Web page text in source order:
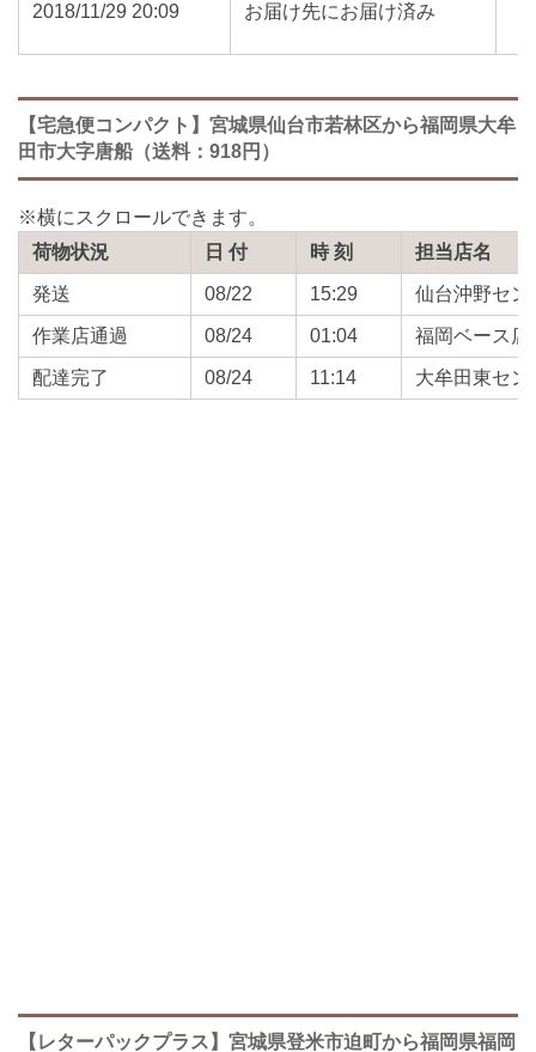
2018/11/29 20:09 お届け先にお届け済み
【宅急便コンパクト】宮城県仙台市若林区から福岡県大牟
田市大字唐船（送料：918円）
荷物状況 日 付 時 刻 担当店名
発送 08/22 15:29 仙台沖野セン
作業店通過 08/24 01:04 福岡ベース店
配達完了 08/24 11:14 大牟田東セン
【レターパックプラス】宮城県登米市迫町から福岡県福岡